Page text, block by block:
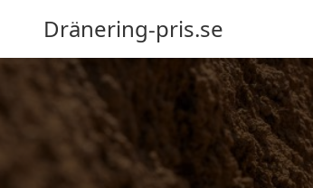
Dränering-pris.se